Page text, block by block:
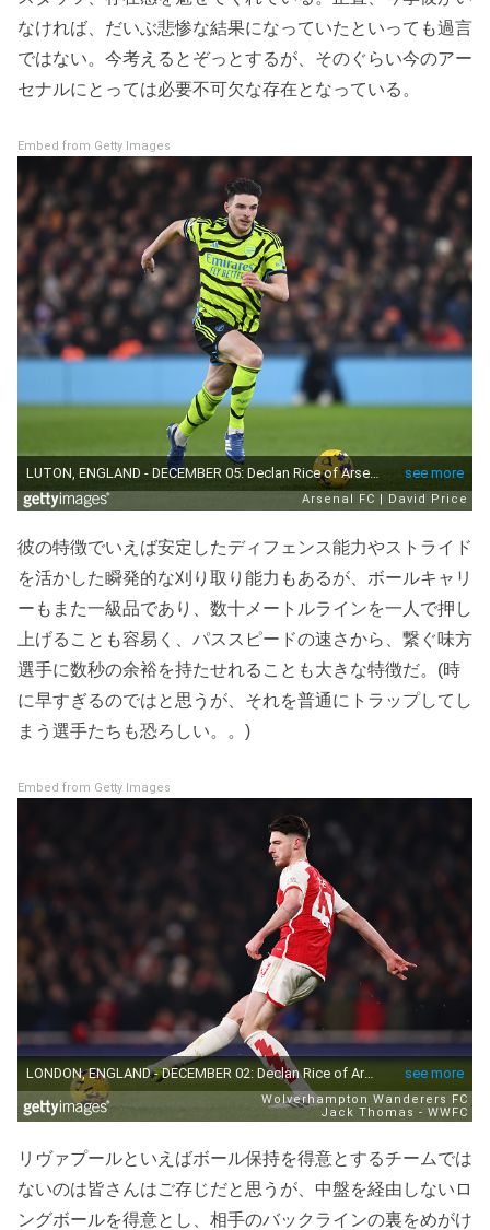
なければ、だいぶ悲惨な結果になっていたといっても過言
ではない。今考えるとぞっとするが、そのぐらい今のアー
セナルにとっては必要不可欠な存在となっている。
Embed from Getty Images
彼の特徴でいえば安定したディフェンス能力やストライド
を活かした瞬発的な刈り取り能力もあるが、ボールキャリ
ーもまた一級品であり、数十メートルラインを一人で押し
上げることも容易く、パススピードの速さから、繋ぐ味方
選手に数秒の余裕を持たせれることも大きな特徴だ。(時
に早すぎるのではと思うが、それを普通にトラップしてし
まう選手たちも恐ろしい。。)
Embed from Getty Images
リヴァプールといえばボール保持を得意とするチームでは
ないのは皆さんはご存じだと思うが、中盤を経由しないロ
ングボールを得意とし、相手のバックラインの裏をめがけ